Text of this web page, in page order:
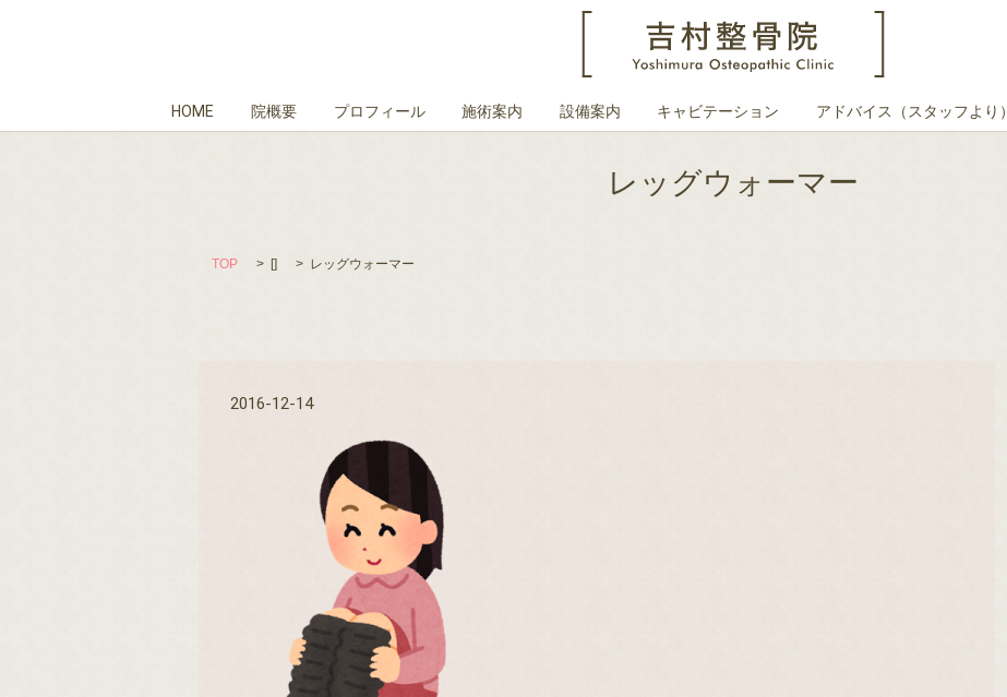
HOME 院概要 プロフィール 施術案内 設備案内 キャビテーション アドバイス（スタッフより）
レッグウォーマー
TOP [] レッグウォーマー
2016-12-14